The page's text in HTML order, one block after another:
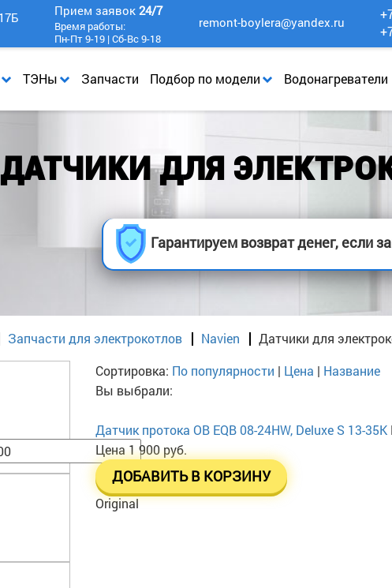
ТЭНы Запчасти Подбор по модели Водонагреватели
Прием заявок 24/7
Время работы:
Пн-Пт 9-19 | Сб-Вс 9-18
remont-boylera@yandex.ru
ДАТЧИКИ ДЛЯ
Гарантируем возврат денег, если
Запчасти для электрокотлов Navien Датчики для
Сортировка: По популярности | Цена | Название
Вы выбрали:
Датчик протока ОВ EQB 08-24HW, Deluxe S 13-35K
Цена 1 900 руб.
ДОБАВИТЬ В КОРЗИНУ
Original